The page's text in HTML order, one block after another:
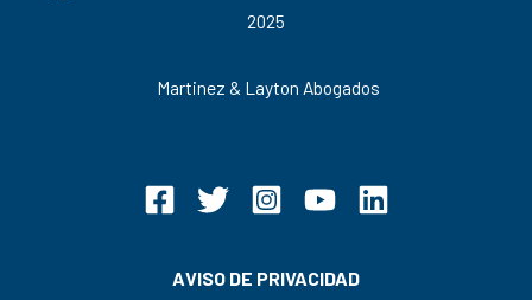
2025
Martinez & Layton Abogados
AVISO DE PRIVACIDAD